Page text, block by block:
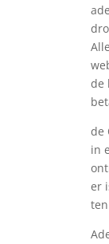
de
de
in
er